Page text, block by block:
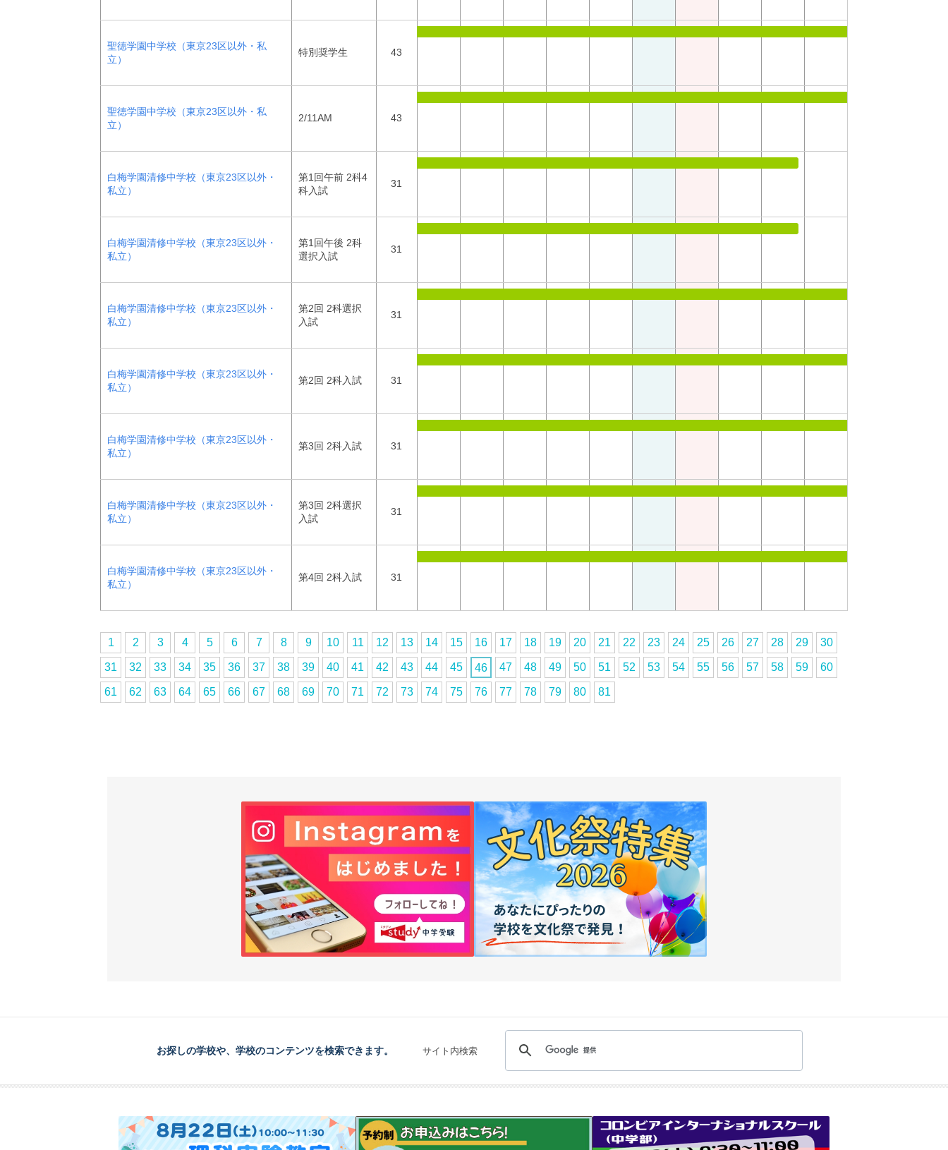
聖徳学園中学校（東京23区以外・私
立）
特別奨学生 43
聖徳学園中学校（東京23区以外・私
立）
2/11AM 43
白梅学園清修中学校（東京23区以外・
私立）
第1回午前 2科4
科入試
31
白梅学園清修中学校（東京23区以外・
私立）
第1回午後 2科
選択入試
31
白梅学園清修中学校（東京23区以外・
私立）
第2回 2科選択
入試
31
白梅学園清修中学校（東京23区以外・
私立）
第2回 2科入試 31
白梅学園清修中学校（東京23区以外・
私立）
第3回 2科入試 31
白梅学園清修中学校（東京23区以外・
私立）
第3回 2科選択
入試
31
白梅学園清修中学校（東京23区以外・
私立）
第4回 2科入試 31
1 2 3 4 5 6 7 8 9 10 11 12 13 14 15 16 17 18 19 20 21 22 23 24 25 26 27 28 29 30
31 32 33 34 35 36 37 38 39 40 41 42 43 44 45 46 47 48 49 50 51 52 53 54 55 56 57 58 59 60
61 62 63 64 65 66 67 68 69 70 71 72 73 74 75 76 77 78 79 80 81
お探しの学校や、学校のコンテンツを検索できます。 サイト内検索